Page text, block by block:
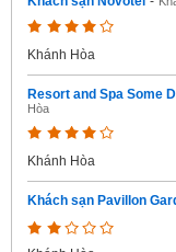
Khánh Hòa
Resort and Spa Some
Hòa
Khánh Hòa
Khách sạn Pavillon